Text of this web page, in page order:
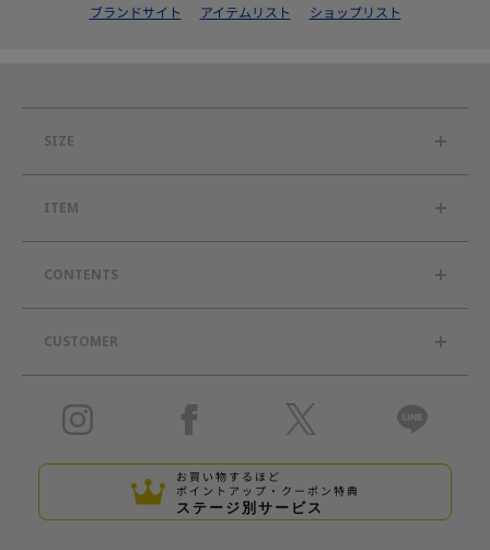
ブランドサイト アイテムリスト ショップリスト
SIZE
ITEM
CONTENTS
CUSTOMER
お買い物するほど
ポイントアップ・クーポン特典
ステージ別サービス